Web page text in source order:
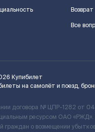
Все
Купибилет
на самолёт и поезд,
договора № ЦПР-1282 от
ресурсом ОАО «РЖД».
граждан о возмещении